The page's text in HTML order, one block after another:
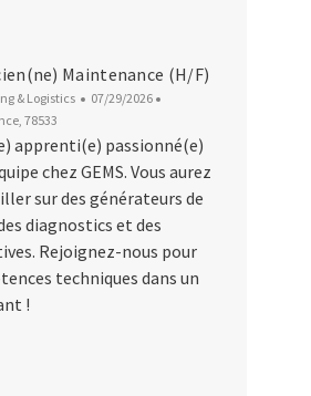
Administratief medewerker
Maintenance (H/F)
& Logistics Posted Date
07/29/2026
78533
apprenti(e) passionné(e)
chez GEMS. Vous aurez
sur des générateurs de
diagnostics et des
Rejoignez-nous pour
techniques dans un
!
– Technicien(ne) Maintenance